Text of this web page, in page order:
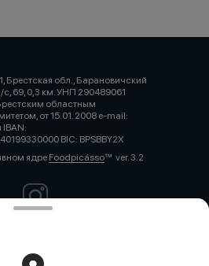
Брестская обл., Барановичский
69, 0,3 км. УНП 290489061
областным
от 15.01. 2008 e-mail:
BIC: BPSBBY2X
ядре Foodpicássover. 3.2